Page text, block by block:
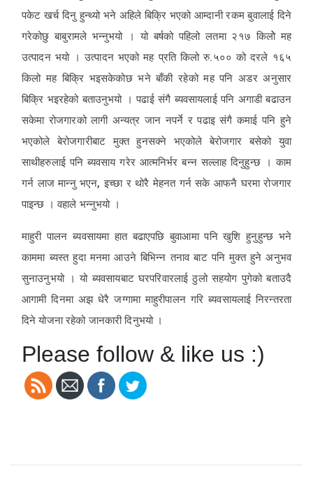
पकेट खर्च दिनु हुन्थ्यो भने अहिले बिक्रि भएको आम्दानी रकम बुवालाई दिने
गरेकोछु बाबुरामले भन्नुभयो । यो बर्षको पहिलो लतमा २१७ किलोे मह
उत्पादन भयो । उत्पादन भएको मह प्रति किलो रु.५०० को दरले १६५
किलो मह बिक्रि भइसकेकोछ भने बाँकी रहेको मह पनि अडर अनुसार
बिक्रि भइरहेको बताउनुभयो । पढाई संगै ब्यवसायलाई पनि अगाडी बढाउन
सकेमा रोजगारको लागी अन्यत्र जान नपर्ने र पढाइ संगै कमाई पनि हुने
भएकोले बेरोजगारीबाट मुक्त हुनसक्ने भएकोले बेरोजगार बसेको युवा
साथीहरुलाई पनि ब्यवसाय गरेर आत्मनिर्भर बन्न सल्लाह दिनुहुन्छ । काम
गर्न लाज मान्नु भएन, इच्छा र थोरै मेहनत गर्न सके आफनै घरमा रोजगार
पाइन्छ । वहाले भन्नुभयो ।
माहुरी पालन ब्यवसायमा हात बढाएपछि बुवाआमा पनि खुशि हुनुहुन्छ भने
काममा ब्यस्त हुदा मनमा आउने बिभिन्न तनाव बाट पनि मुक्त हुने अनुभव
सुनाउनुभयो । यो ब्यवसायबाट घरपरिवारलाई ठुलो सहयोग पुगेको बताउदै
आगामी दिनमा अझ धेरै जग्गामा माहुरीपालन गरि ब्यवसायलाई निरन्तरता
दिने योजना रहेको जानकारी दिनुभयो ।
Please follow & like us :)